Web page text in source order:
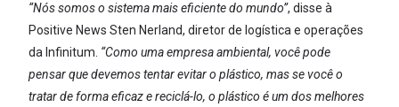
“Nós somos o sistema mais eficiente do mundo”, disse à
Positive News Sten Nerland, diretor de logística e operações
da Infinitum. “Como uma empresa ambiental, você pode
pensar que devemos tentar evitar o plástico, mas se você o
tratar de forma eficaz e reciclá-lo, o plástico é um dos melhores